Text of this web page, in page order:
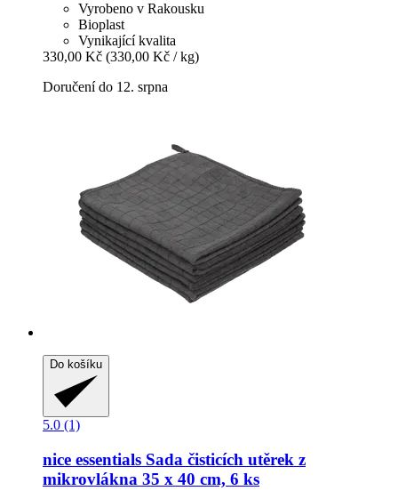
Vyrobeno v Rakousku
Bioplast
Vynikající kvalita
330,00 Kč (330,00 Kč / kg)
Doručení do 12. srpna
Do košíku
5.0 (1)
nice essentials Sada čisticích utěrek z
mikrovlákna 35 x 40 cm, 6 ks